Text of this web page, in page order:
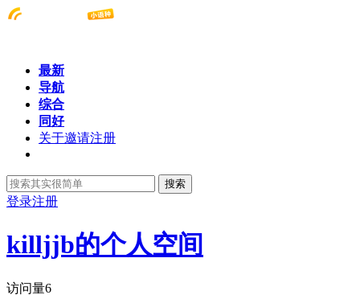
最新
导航
综合
同好
关于邀请注册
搜索
登录注册
killjjb的个人空间
访问量6